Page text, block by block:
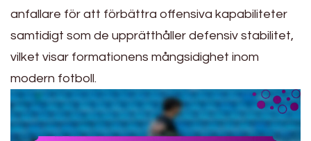
anfallare för att förbättra offensiva kapabiliteter
samtidigt som de upprätthåller defensiv stabilitet,
vilket visar formationens mångsidighet inom
modern fotboll.